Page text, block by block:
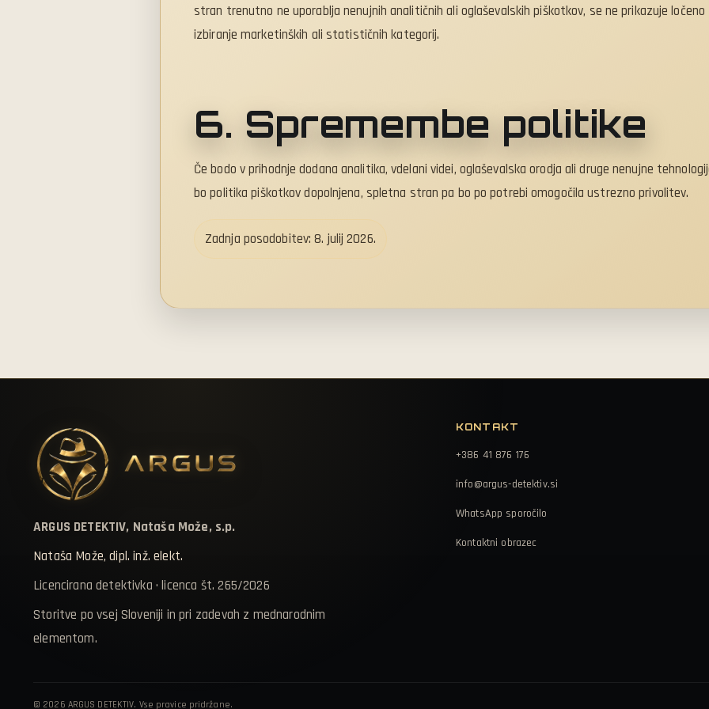
stran trenutno ne uporablja nenujnih analitičnih ali oglaševalskih piškotkov, se ne prikazuje ločeno
izbiranje marketinških ali statističnih kategorij.
6. Spremembe politike
Če bodo v prihodnje dodana analitika, vdelani videi, oglaševalska orodja ali druge nenujne
bo politika piškotkov dopolnjena, spletna stran pa bo po potrebi omogočila ustrezno privolitev.
Zadnja posodobitev: 8. julij 2026.
ARGUS DETEKTIV, Nataša Može, s.p.
Nataša Može, dipl. inž. elekt.
Licencirana detektivka · licenca št. 265/2026
Storitve po vsej Sloveniji in pri zadevah z mednarodnim
elementom.
KONTAKT
+386 41 876 176
info@argus-detektiv.si
WhatsApp sporočilo
Kontaktni obrazec
© 2026 ARGUS DETEKTIV. Vse pravice pridržane.